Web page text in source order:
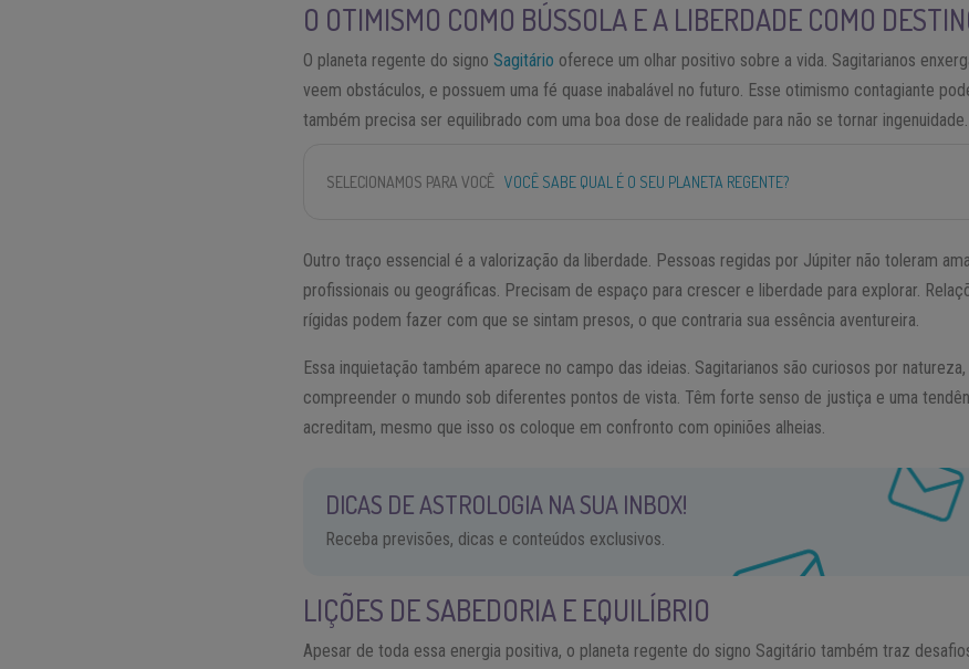
O OTIMISMO COMO BÚSSOLA E A LIBERDADE COMO
O planeta regente do signo Sagitário oferece um olhar positivo sobre a vida. Sagitarianos
veem obstáculos, e possuem uma fé quase inabalável no futuro. Esse otimismo contagiante
também precisa ser equilibrado com uma boa dose de realidade para não se tornar ingenuidade.
SELECIONAMOS PARA VOCÊ VOCÊ SABE QUAL É O SEU PLANETA REGENTE?
Outro traço essencial é a valorização da liberdade. Pessoas regidas por Júpiter não toleram
profissionais ou geográficas. Precisam de espaço para crescer e liberdade para explorar.
rígidas podem fazer com que se sintam presos, o que contraria sua essência aventureira.
Essa inquietação também aparece no campo das ideias. Sagitarianos são curiosos por
compreender o mundo sob diferentes pontos de vista. Têm forte senso de justiça e uma
acreditam, mesmo que isso os coloque em confronto com opiniões alheias.
DICAS DE ASTROLOGIA NA SUA INBOX!
Receba previsões, dicas e conteúdos exclusivos.
LIÇÕES DE SABEDORIA E EQUILÍBRIO
Apesar de toda essa energia positiva, o planeta regente do signo Sagitário também traz